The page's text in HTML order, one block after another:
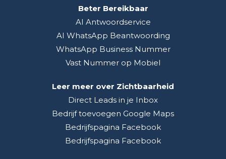
Beter Bereikbaar
AI Antwoordservice
AI WhatsApp Beantwoording
WhatsApp Business Nummer
Vast Nummer op Mobiel
Leer meer over Zichtbaarheid
Direct Leads in je Inbox
Bedrijf toevoegen Google Maps
Bedrijfspagina Facebook
Bedrijfspagina Facebook